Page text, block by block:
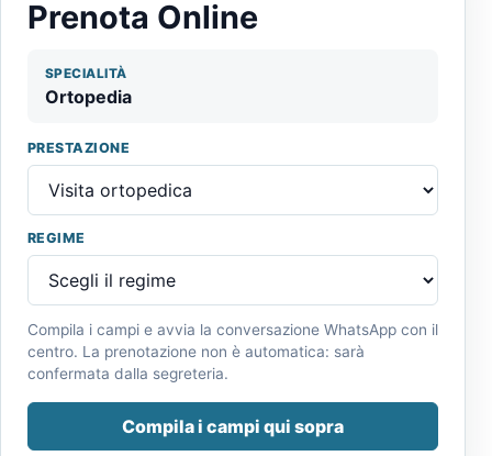
Prenota Online
SPECIALITÀ
Ortopedia
PRESTAZIONE
REGIME
Compila i campi e avvia la conversazione WhatsApp con il
centro. La prenotazione non è automatica: sarà
confermata dalla segreteria.
Compila i campi qui sopra